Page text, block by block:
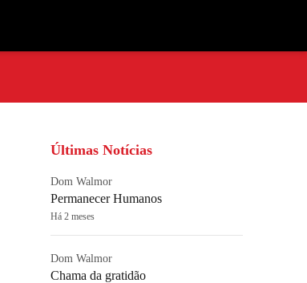
Últimas Notícias
Dom Walmor
Permanecer Humanos
Há 2 meses
Dom Walmor
Chama da gratidão